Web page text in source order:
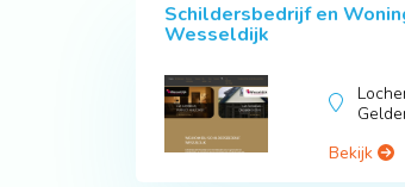
Schildersbedrijf en
Wesseldijk
Bekijk